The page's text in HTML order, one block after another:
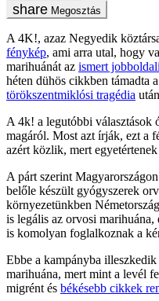
Megosztás
A 4K!, azaz Negyedik
fénykép, ami arra utal, hogy
marihuánát az ismert
héten dühös cikkben támadta
törökszentmiklósi tragédia
A 4k! a legutóbbi választások
magáról. Most azt írják, ezt a
azért közlik, mert
A párt szerint
belőle készült gyógyszerek
környezetünkben
is legális az orvosi marihuána,
is komolyan foglalkoznak a
Ebbe a kampányba
marihuána, mert mint a levél
migrént és békésebb cikkek